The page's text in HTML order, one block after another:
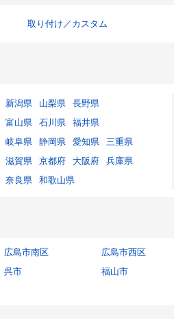
取り付け／カスタム
新潟県 山梨県
長野県
富山県 石川県
福井県
岐阜県 静岡県 愛知県
三重県
滋賀県 京都府 大阪府
兵庫県
奈良県
和歌山県
広島市南区 広島市西区
呉市 福山市